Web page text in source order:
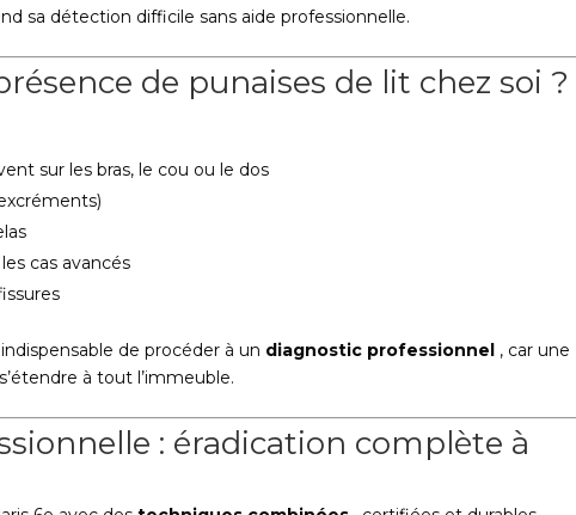
sa détection difficile sans aide professionnelle.
de punaises de lit chez soi ?
sur les bras, le cou ou le dos
cas avancés
de procéder à un diagnostic professionnel , car une
à tout l’immeuble.
: éradication complète à